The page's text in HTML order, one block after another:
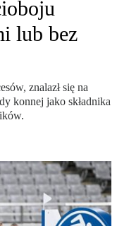
lub bez
znalazł się na
konnej jako składnika